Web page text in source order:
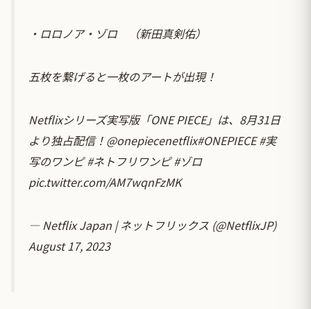
・ロロノア・ゾロ （新田真剣佑）
五枚を繋げると一枚のアートが出現！
Netflixシリーズ実写版「ONE PIECE」は、8月31日
より独占配信！ @onepiecenetflix#ONEPIECE #実
写のワンピ #ネトフリワンピ #ゾロ
pic.twitter.com/AM7wqnFzMK
— Netflix Japan | ネットフリックス (@NetflixJP)
August 17, 2023